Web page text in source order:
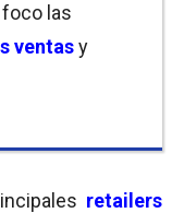
las
ventasy
retailers